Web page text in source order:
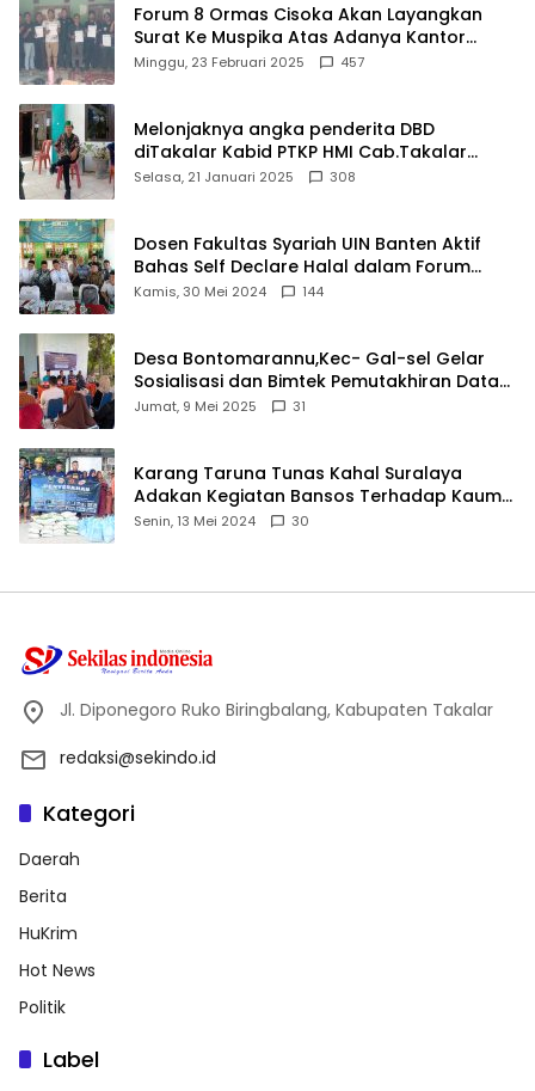
Forum 8 Ormas Cisoka Akan Layangkan
Surat Ke Muspika Atas Adanya Kantor
Matel di Cisoka
Minggu, 23 Februari 2025 457
Melonjaknya angka penderita DBD
diTakalar Kabid PTKP HMI Cab.Takalar
angkat bicara
Selasa, 21 Januari 2025 308
Dosen Fakultas Syariah UIN Banten Aktif
Bahas Self Declare Halal dalam Forum
Ijtima Ulama MUI
Kamis, 30 Mei 2024 144
Desa Bontomarannu,Kec- Gal-sel Gelar
Sosialisasi dan Bimtek Pemutakhiran Data
ID
Jumat, 9 Mei 2025 31
Karang Taruna Tunas Kahal Suralaya
Adakan Kegiatan Bansos Terhadap Kaum
Dhuafa dan Anak Yatim-Piatu
Senin, 13 Mei 2024 30
Jl. Diponegoro Ruko Biringbalang, Kabupaten Takalar
redaksi@sekindo.id
Kategori
Daerah
Berita
HuKrim
Hot News
Politik
Label